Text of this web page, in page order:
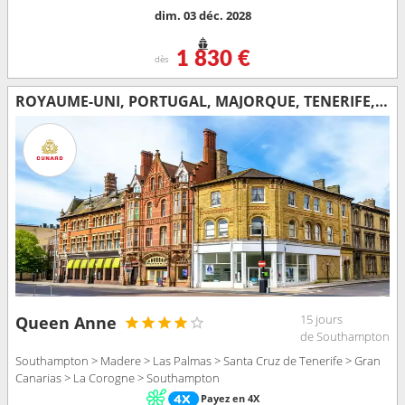
dim. 03 déc. 2028
dès 1 830 €
ROYAUME-UNI, PORTUGAL, MAJORQUE, TENERIFE, ESPAGNE
Queen Anne
15 jours
de Southampton
Southampton > Madere > Las Palmas > Santa Cruz de Tenerife > Gran
Canarias > La Corogne > Southampton
Payez en 4X